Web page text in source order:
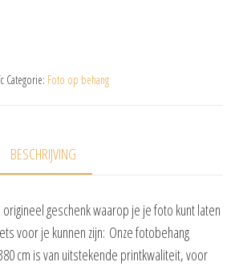
Categorie: Foto op behang
BESCHRIJVING
geschenk waarop je je foto kunt laten
voor je kunnen zijn: Onze fotobehang
cm is van uitstekende printkwaliteit, voor